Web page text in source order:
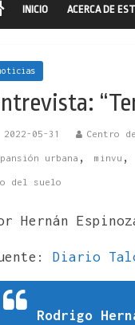
INICIO ACERCA DE
2022-05-31 Centro
urbana , minvu ,
del suelo
Hernán
Diario
Rodrigo